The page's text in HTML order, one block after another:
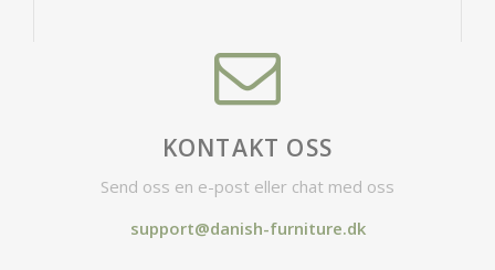
KONTAKT OSS
Send oss en e-post eller chat med oss
support@danish-furniture.dk